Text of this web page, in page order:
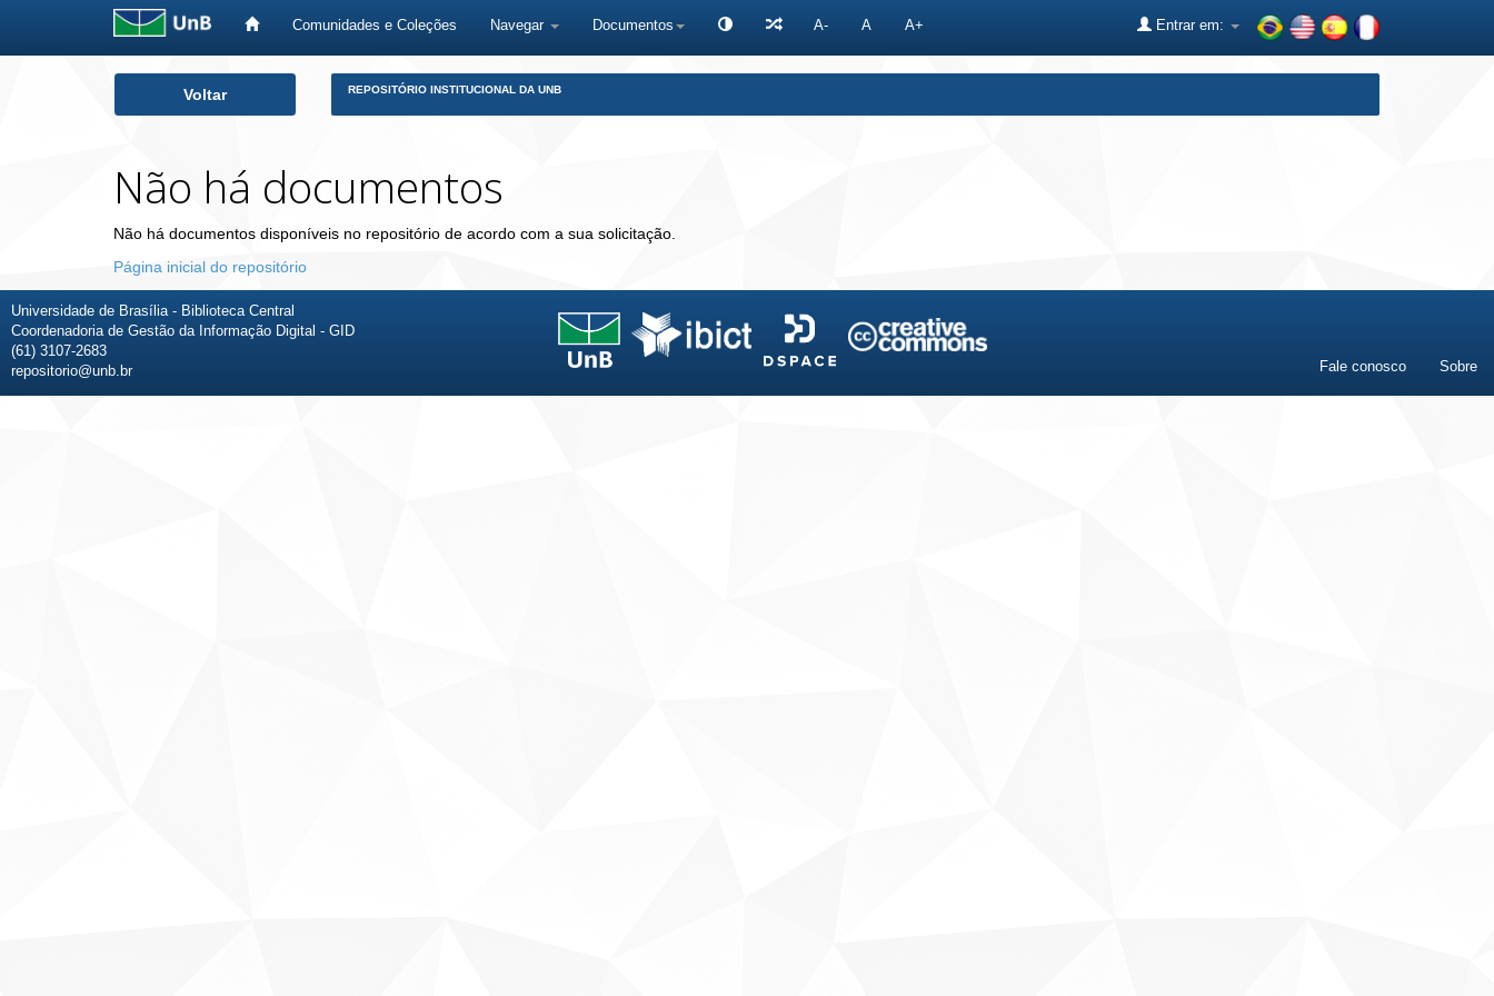
Comunidades e Coleções Navegar Documentos A- A A+ Entrar em:
Voltar REPOSITÓRIO INSTITUCIONAL DA UNB
Não há documentos
Não há documentos disponíveis no repositório de acordo com a sua solicitação.
Página inicial do repositório
Universidade de Brasília - Biblioteca Central
Coordenadoria de Gestão da Informação Digital - GID
(61) 3107-2683
repositorio@unb.br
Fale conosco Sobre